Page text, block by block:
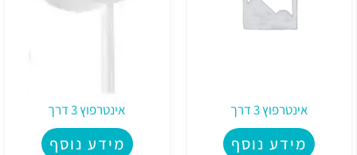
אינטרפוץ 3 דרך
מידע נוסף
אינטרפוץ 3 דרך
מידע נוסף